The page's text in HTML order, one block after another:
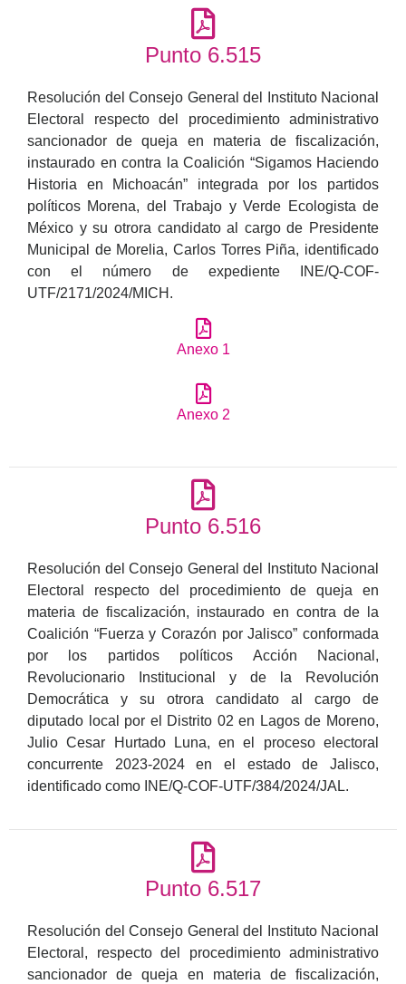
Punto 6.515
Resolución del Consejo General del Instituto Nacional
Electoral respecto del procedimiento administrativo
sancionador de queja en materia de fiscalización,
instaurado en contra la Coalición “Sigamos Haciendo
Historia en Michoacán” integrada por los partidos
políticos Morena, del Trabajo y Verde Ecologista de
México y su otrora candidato al cargo de Presidente
Municipal de Morelia, Carlos Torres Piña, identificado
con el número de expediente INE/Q-COF-
UTF/2171/2024/MICH.
Anexo 1
Anexo 2
Punto 6.516
Resolución del Consejo General del Instituto Nacional
Electoral respecto del procedimiento de queja en
materia de fiscalización, instaurado en contra de la
Coalición “Fuerza y Corazón por Jalisco” conformada
por los partidos políticos Acción Nacional,
Revolucionario Institucional y de la Revolución
Democrática y su otrora candidato al cargo de
diputado local por el Distrito 02 en Lagos de Moreno,
Julio Cesar Hurtado Luna, en el proceso electoral
concurrente 2023-2024 en el estado de Jalisco,
identificado como INE/Q-COF-UTF/384/2024/JAL.
Punto 6.517
Resolución del Consejo General del Instituto Nacional
Electoral, respecto del procedimiento administrativo
sancionador de queja en materia de fiscalización,